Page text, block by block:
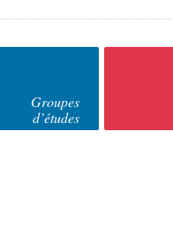
Groupes
d’études